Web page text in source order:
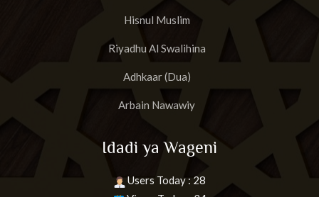
Hisnul Muslim
Riyadhu Al Swalihina
Adhkaar (Dua)
Arbain Nawawiy
Idadi ya Wageni
Users Today : 28